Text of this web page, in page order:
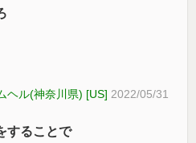
ヘル(神奈川県) [US] 2022/05/31
することで